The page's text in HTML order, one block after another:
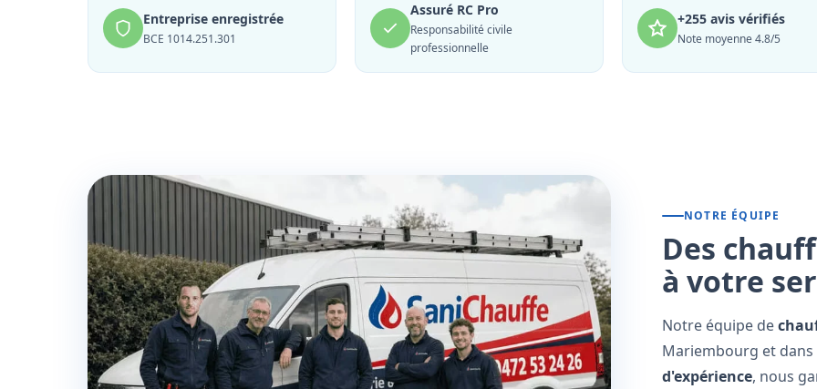
Entreprise enregistrée
BCE 1014.251.301
Assuré RC Pro
Responsabilité civile
professionnelle
+255 avis vérifiés
Note moyenne 4.8/5
NOTRE ÉQUIPE
Des
à votre
Notre équipe de
Mariembourg et dans
d'expérience, nous